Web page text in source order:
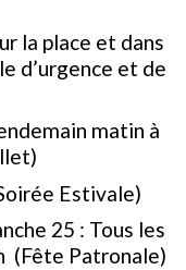
la place et dans
d’urgence et de
matin à
Estivale)
25 : Tous les
(Fête Patronale)